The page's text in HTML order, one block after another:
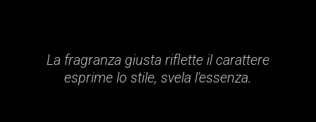
La fragranza giusta riflette il carattere
esprime lo stile, svela l'essenza.